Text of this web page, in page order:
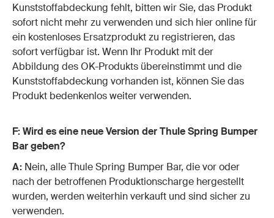
Kunststoffabdeckung fehlt, bitten wir Sie, das Produkt
sofort nicht mehr zu verwenden und sich hier online für
ein kostenloses Ersatzprodukt zu registrieren, das
sofort verfügbar ist. Wenn Ihr Produkt mit der
Abbildung des OK-Produkts übereinstimmt und die
Kunststoffabdeckung vorhanden ist, können Sie das
Produkt bedenkenlos weiter verwenden.
F: Wird es eine neue Version der Thule Spring Bumper
Bar geben?
A: Nein, alle Thule Spring Bumper Bar, die vor oder
nach der betroffenen Produktionscharge hergestellt
wurden, werden weiterhin verkauft und sind sicher zu
verwenden.